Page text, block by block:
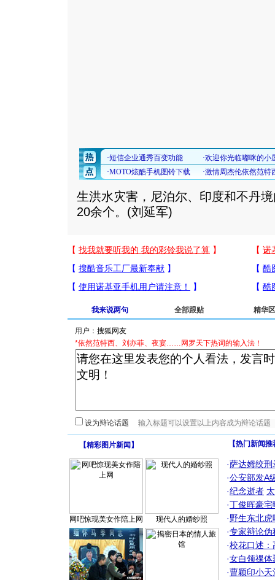
生洪水灾害，尼泊尔、印度和不丹
20余个。(刘延军)
我来说两句 全部跟贴 精华区
用户：
*依然范特西、刘亦菲、夜宴……网罗天下热词的输入法！
设为辩论话题
【精彩图片新闻 】
网吧惊现美女作陪上网 现代人的婚纱照
【热门新闻
·萨达姆绞刑
·公安部发A
·纪念逝者
·丁俊晖豪
·野生东北
·专家辩论伪
·校花口述：
·女白领祼体
·曹颖印小天